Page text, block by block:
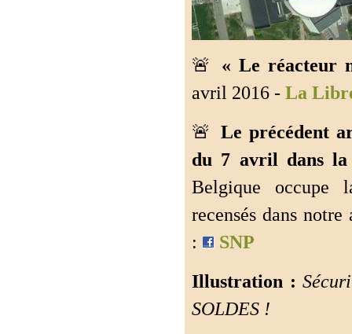
🚨 « Le réacteur
avril 2016 - La
🚨 Le précédent
du 7 avril dans
Belgique occupe
recensés dans
:
SNP
Illustration :
SOLDES !